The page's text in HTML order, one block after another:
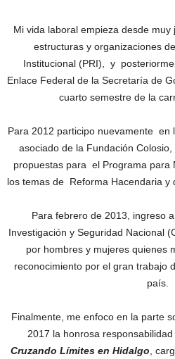
Mi vida laboral empieza desde
estructuras y organizaciones
Institucional (PRI), y
Enlace Federal de la Secretaría de
cuarto semestre de la
Para 2012 participo nuevamente en
asociado de la Fundación
propuestas para el Programa para
los temas de Reforma Hacendaria y
Para febrero de 2013, ingreso
Investigación y Seguridad Nacional
por hombres y mujeres quienes
reconocimiento por el gran trabajo
país.
Finalmente, me enfoco en la parte
2017 la honrosa
Cruzando Límites en Hidalgo ,